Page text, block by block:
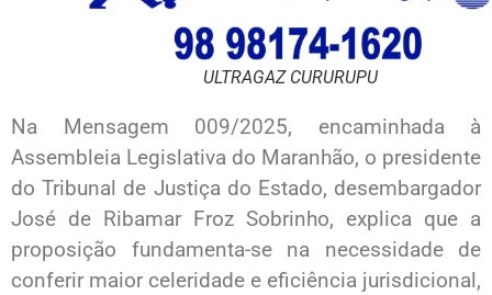
ULTRAGAZ CURURUPU
Na Mensagem 009/2025, encaminhada à
Assembleia Legislativa do Maranhão, o presidente
do Tribunal de Justiça do Estado, desembargador
José de Ribamar Froz Sobrinho, explica que a
proposição fundamenta-se na necessidade de
conferir maior celeridade e eficiência jurisdicional,